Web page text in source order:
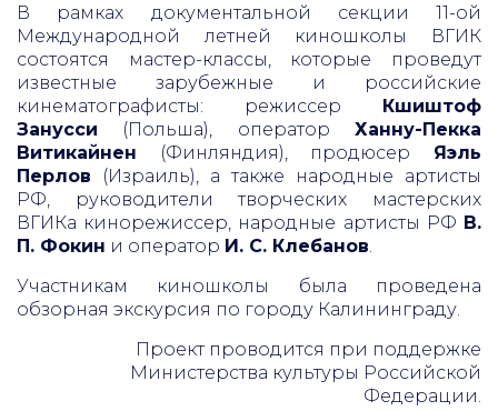
В рамках документальной секции 11-ой
Международной летней киношколы ВГИК
состоятся мастер-классы, которые проведут
известные зарубежные и российские
кинематографисты: режиссер Кшиштоф
Занусси (Польша), оператор Ханну-Пекка
Витикайнен (Финляндия), продюсер Яэль
Перлов (Израиль), а также народные артисты
РФ, руководители творческих мастерских
ВГИКа кинорежиссер, народные артисты РФ В.
П. Фокин и оператор И. С. Клебанов.
Участникам киношколы была проведена
обзорная экскурсия по городу Калининграду.
Проект проводится при поддержке
Министерства культуры Российской
Федерации.